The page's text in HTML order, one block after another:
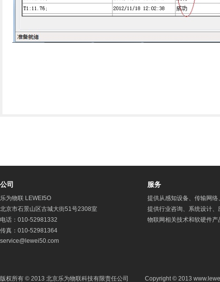
公司
乐为物联 LEWEI5O
北京市石景山区古城大街51号2308室
电话：010-52981332
传真：010-52981364
service@lewei50.com
服务
提供从感知设备、传输网
提供行业咨询、系统设计
物联网相关技术和软硬件
版权所有 © 2013 北京乐为物联科技有限责任公司 Copyright © 2013